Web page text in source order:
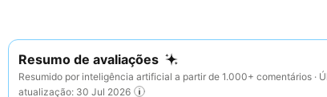
Resumo de avaliações
Resumido por inteligência artificial a partir de 1.000+ comentários ·
atualização: 30 Jul 2026